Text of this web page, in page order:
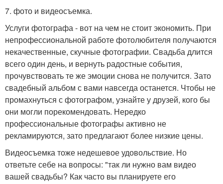
7. фото и видеосъемка.
Услуги фотографа - вот на чем не стоит экономить. При
непрофессиональной работе фотолюбителя получаются
некачественные, скучные фотографии. Свадьба длится
всего один день, и вернуть радостные события,
прочувствовать те же эмоции снова не получится. Зато
свадебный альбом с вами навсегда останется. Чтобы не
промахнуться с фотографом, узнайте у друзей, кого бы
они могли порекомендовать. Нередко
профессиональные фотографы активно не
рекламируются, зато предлагают более низкие цены.
Видеосъемка тоже недешевое удовольствие. Но
ответьте себе на вопросы: "так ли нужно вам видео
вашей свадьбы? Как часто вы планируете его